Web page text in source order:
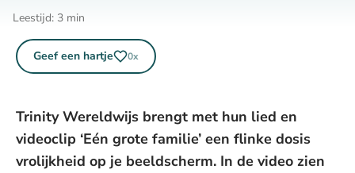
Leestijd: 3 min
Geef een hartje 0x
Trinity Wereldwijs brengt met hun lied en
videoclip ‘Eén grote familie’ een flinke dosis
vrolijkheid op je beeldscherm. In de video zien